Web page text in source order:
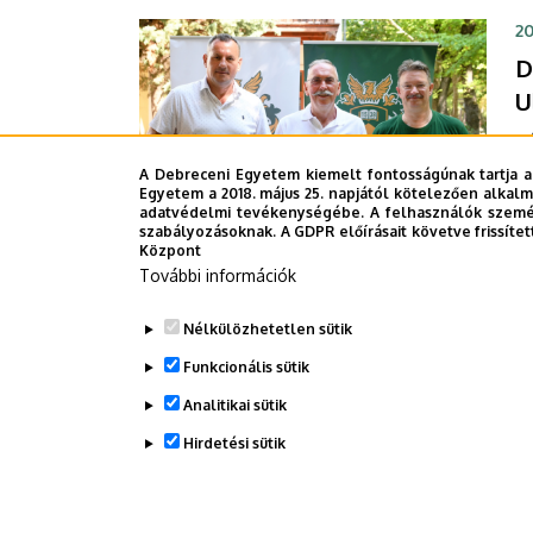
Oldalszámozás
A Debreceni Egyetem kiemelt fontosságúnak
Egyetem a 2018. május 25. napjától kötelezően
adatvédelmi tevékenységébe. A felhasználók
szabályozásoknak. A GDPR előírásait követve
Központ
További információk
Nélkülözhetetlen sütik
Funkcionális sütik
Analitikai sütik
Hirdetési sütik